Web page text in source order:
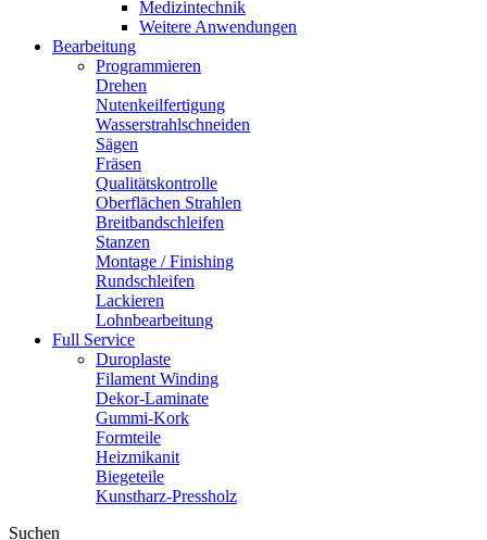
Medizintechnik
Weitere Anwendungen
Bearbeitung
Programmieren
Drehen
Nutenkeilfertigung
Wasserstrahlschneiden
Sägen
Fräsen
Qualitätskontrolle
Oberflächen Strahlen
Breitbandschleifen
Stanzen
Montage / Finishing
Rundschleifen
Lackieren
Lohnbearbeitung
Full Service
Duroplaste
Filament Winding
Dekor-Laminate
Gummi-Kork
Formteile
Heizmikanit
Biegeteile
Kunstharz-Pressholz
Suchen